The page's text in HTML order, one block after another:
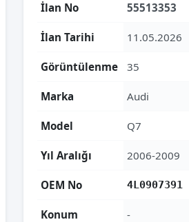
İlan No 55513353
İlan Tarihi 11.05.2026
Görüntülenme 35
Marka Audi
Model Q7
Yıl Aralığı 2006-2009
OEM No 4L0907391
Konum -